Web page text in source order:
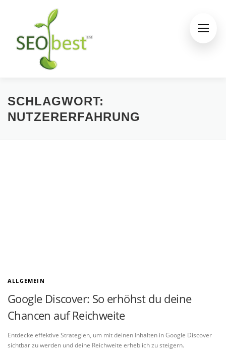
SCHLAGWORT:
NUTZERERFAHRUNG
ALLGEMEIN
Google Discover: So erhöhst du deine
Chancen auf Reichweite
Entdecke effektive Strategien, um mit deinen Inhalten in Google Discover
sichtbar zu werden und deine Reichweite erheblich zu steigern.